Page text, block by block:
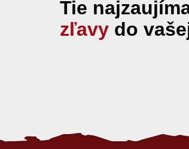
Tie
zľavy do